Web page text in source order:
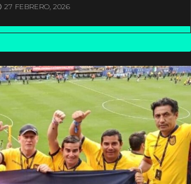
27 FEBRERO, 2026